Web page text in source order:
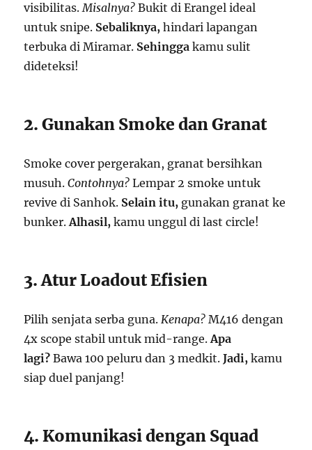
visibilitas.Misalnya? Bukit di Erangel ideal
untuk snipe. Sebaliknya, hindari lapangan
terbuka di Miramar. Sehingga kamu sulit
dideteksi!
2. Gunakan Smoke dan Granat
Smoke cover pergerakan, granat bersihkan
musuh.Contohnya? Lempar 2 smoke untuk
revive di Sanhok. Selain itu, gunakan granat ke
bunker.Alhasil, kamu unggul di last circle!
3. Atur Loadout Efisien
Pilih senjata serba guna.Kenapa? M416 dengan
4x scope stabil untuk mid-range.Apa
lagi? Bawa 100 peluru dan 3 medkit.Jadi, kamu
siap duel panjang!
4. Komunikasi dengan Squad